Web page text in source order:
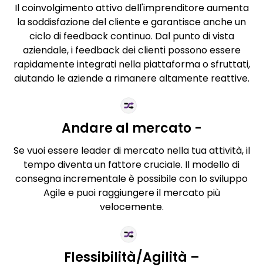
Il coinvolgimento attivo dell'imprenditore aumenta
la soddisfazione del cliente e garantisce anche un
ciclo di feedback continuo. Dal punto di vista
aziendale, i feedback dei clienti possono essere
rapidamente integrati nella piattaforma o sfruttati,
aiutando le aziende a rimanere altamente reattive.
Andare al mercato -
Se vuoi essere leader di mercato nella tua attività, il
tempo diventa un fattore cruciale. Il modello di
consegna incrementale è possibile con lo sviluppo
Agile e puoi raggiungere il mercato più
velocemente.
Flessibilità/Agilità –